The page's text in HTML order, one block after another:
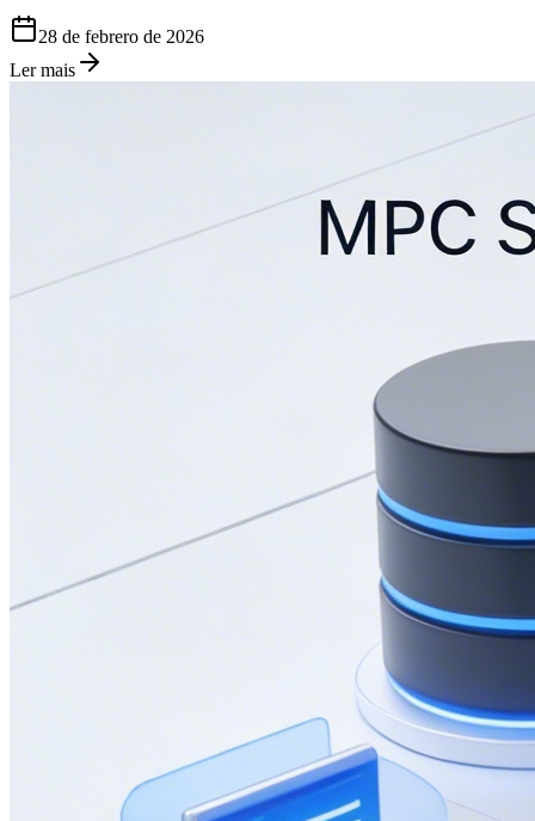
28 de febrero de 2026
Ler mais